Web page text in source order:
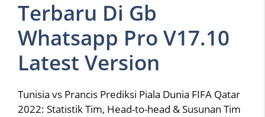
Terbaru Di Gb
Whatsapp Pro V17.10
Latest Version
Tunisia vs Prancis Prediksi Piala Dunia FIFA Qatar
2022: Statistik Tim, Head-to-head & Susunan Tim